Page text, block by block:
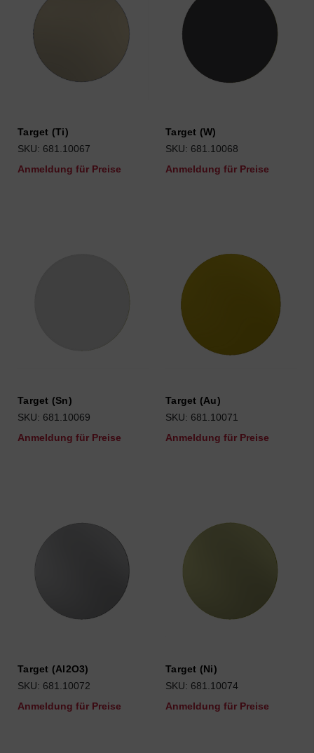
Target (Ti)
SKU: 681.10067
Anmeldung für Preise
Target (W)
SKU: 681.10068
Anmeldung für Preise
Target (Sn)
SKU: 681.10069
Anmeldung für Preise
Target (Au)
SKU: 681.10071
Anmeldung für Preise
Target (Al2O3)
SKU: 681.10072
Anmeldung für Preise
Target (Ni)
SKU: 681.10074
Anmeldung für Preise